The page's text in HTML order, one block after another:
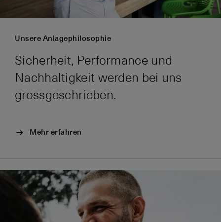
Unsere Anlagephilosophie
Sicherheit, Performance und
Nachhaltigkeit werden bei uns
grossgeschrieben.
Mehr erfahren